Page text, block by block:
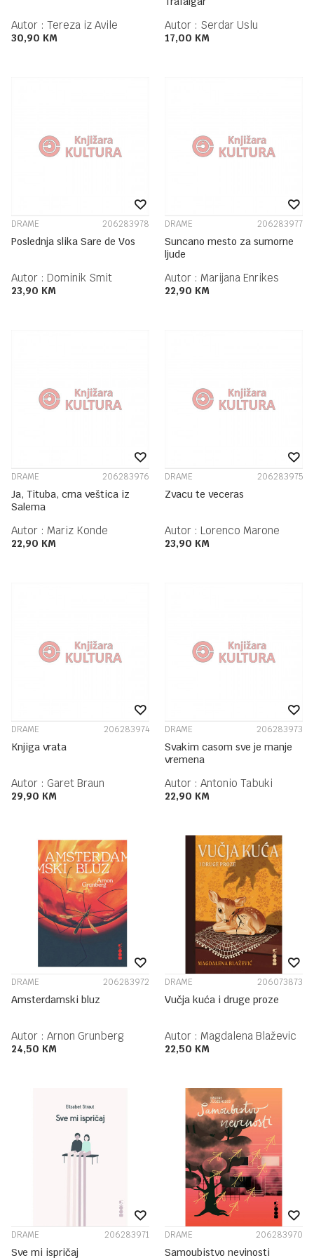
Autor : Tereza iz Avile
30,90 KM
Autor : Serdar Uslu
17,00 KM
DRAME 206283978
Poslednja slika Sare de Vos
Autor : Dominik Smit
23,90 KM
DRAME 206283977
Suncano mesto za sumorne
ljude
Autor : Marijana Enrikes
22,90 KM
DRAME 206283976
Ja, Tituba, crna veštica iz
Salema
Autor : Mariz Konde
22,90 KM
DRAME 206283975
Zvacu te veceras
Autor : Lorenco Marone
23,90 KM
DRAME 206283974
Knjiga vrata
Autor : Garet Braun
29,90 KM
DRAME 206283973
Svakim casom sve je manje
vremena
Autor : Antonio Tabuki
22,90 KM
DRAME 206283972
Amsterdamski bluz
Autor : Arnon Grunberg
24,50 KM
DRAME 206073873
Vučja kuća i druge proze
Autor : Magdalena Blaževic
22,50 KM
DRAME 206283971
Sve mi ispričaj
DRAME 206283970
Samoubistvo nevinosti